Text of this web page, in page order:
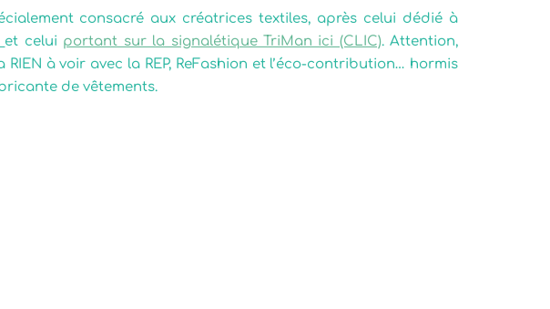
consacré aux créatrices textiles, après celui dédié à
et celui portant sur la signalétique TriMan ici (CLIC). Attention,
RIEN à voir avec la REP, ReFashion et l’éco-contribution… hormis
de vêtements.